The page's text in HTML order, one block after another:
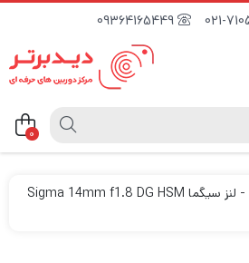
09364165449
0
-
لنز سیگما Sigma 14mm f1.8 DG HSM